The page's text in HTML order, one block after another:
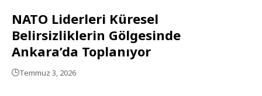
NATO Liderleri Küresel
Belirsizliklerin Gölgesinde
Ankara’da Toplanıyor
Temmuz 3, 2026